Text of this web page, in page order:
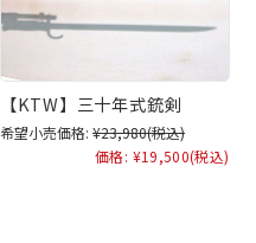
【KTW】三十年式銃剣
希望小売価格: ¥23,980(税込)
価格: ¥19,500(税込)